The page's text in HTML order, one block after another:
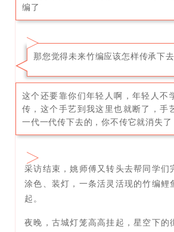
编了
那您觉得未来竹编应该怎样传承下
这个还要靠你们年轻人啊，年轻人不
传，这个手艺到我这里也就断了，手
一代一代传下去的，你不传它就消失了
采访结束，姚师傅又转头去帮同学们
涂色、装灯，一条活灵活现的竹编鲤
起。
夜晚，古城灯笼高高挂起，星空下的